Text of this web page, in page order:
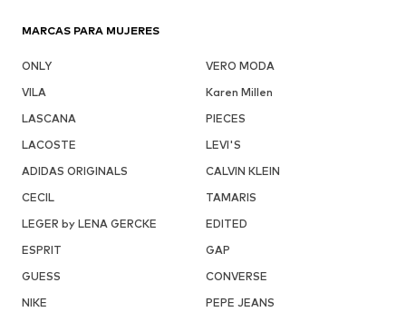
MARCAS PARA MUJERES
ONLY
VERO MODA
VILA
Karen Millen
LASCANA
PIECES
LACOSTE
LEVI'S
ADIDAS ORIGINALS
CALVIN KLEIN
CECIL
TAMARIS
LEGER by LENA GERCKE
EDITED
ESPRIT
GAP
GUESS
CONVERSE
NIKE
PEPE JEANS